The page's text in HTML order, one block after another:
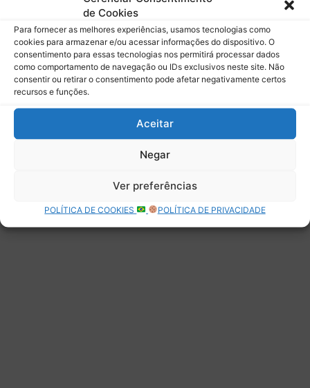
de Cookies
Para fornecer as melhores experiências, usamos tecnologias como
cookies para armazenar e/ou acessar informações do dispositivo. O
consentimento para essas tecnologias nos permitirá processar dados
como comportamento de navegação ou IDs exclusivos neste site. Não
consentir ou retirar o consentimento pode afetar negativamente certos
recursos e funções.
Aceitar
Negar
Ver preferências
POLÍTICA DE COOKIES POLÍTICA DE PRIVACIDADE
Assine para receber nossas notícias mais recentes por e-
mail.
Digite seu e-mail…
Assinar